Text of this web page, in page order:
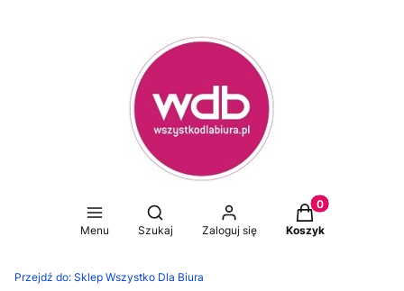
Menu
Otwórz wyszukiwarkę
Szukaj Zaloguj się
Produkty w
Koszyk
Przejdź do: Sklep Wszystko Dla Biura